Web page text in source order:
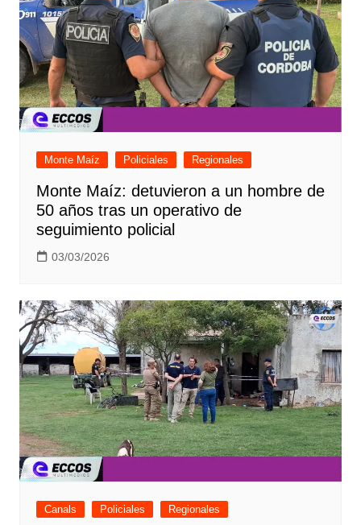
Monte Maíz Policiales Regionales
Monte Maíz: detuvieron a un hombre de
50 años tras un operativo de
seguimiento policial
03/03/2026
Canals Policiales Regionales